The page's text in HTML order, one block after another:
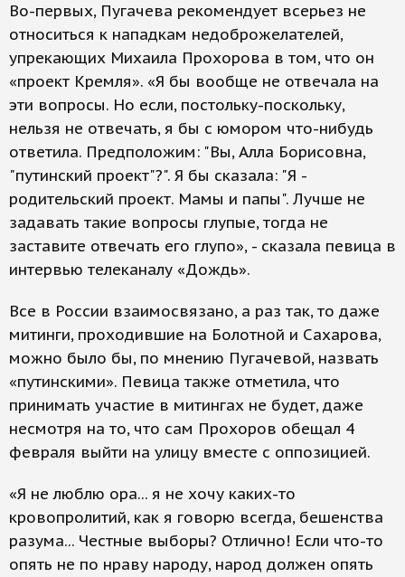
Во-первых, Пугачева рекомендует всерьез не
относиться к нападкам недоброжелателей,
упрекающих Михаила Прохорова в том, что он
«проект Кремля». «Я бы вообще не отвечала на
эти вопросы. Но если, постольку-поскольку,
нельзя не отвечать, я бы с юмором что-нибудь
ответила. Предположим: "Вы, Алла Борисовна,
"путинский проект"?". Я бы сказала: "Я -
родительский проект. Мамы и папы". Лучше не
задавать такие вопросы глупые, тогда не
заставите отвечать его глупо», - сказала певица в
интервью телеканалу «Дождь».
Все в России взаимосвязано, а раз так, то даже
митинги, проходившие на Болотной и Сахарова,
можно было бы, по мнению Пугачевой, назвать
«путинскими». Певица также отметила, что
принимать участие в митингах не будет, даже
несмотря на то, что сам Прохоров обещал 4
февраля выйти на улицу вместе с оппозицией.
«Я не люблю ора... я не хочу каких-то
кровопролитий, как я говорю всегда, бешенства
разума... Честные выборы? Отлично! Если что-то
опять не по нраву народу, народ должен опять